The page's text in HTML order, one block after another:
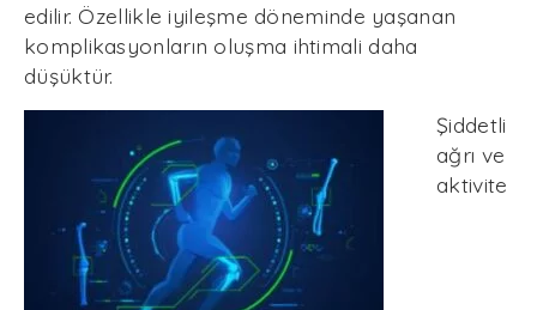
edilir. Özellikle iyileşme döneminde yaşanan
komplikasyonların oluşma ihtimali daha
düşüktür.
Şiddetli
ağrı ve
aktivite